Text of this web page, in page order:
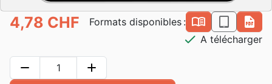
4,78 CHF Formats disponibles : book_open epub
pdf
check A télécharger
remove add